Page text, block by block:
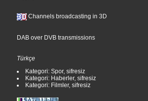
Channels broadcasting in 3D
DAB over DVB transmissions
Türkçe
Kategori: Spor, sifresiz
Kategori: Haberler, sifresiz
Kategori: Filmler, sifresiz